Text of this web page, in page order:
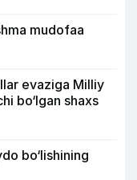
mudofaa
evaziga Milliy
bo‘lgan shaxs
bo‘lishining